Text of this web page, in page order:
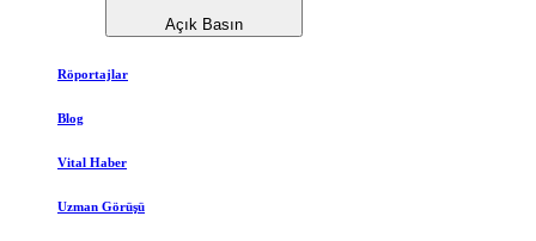
Açık Basın
Röportajlar
Blog
Vital Haber
Uzman Görüşü